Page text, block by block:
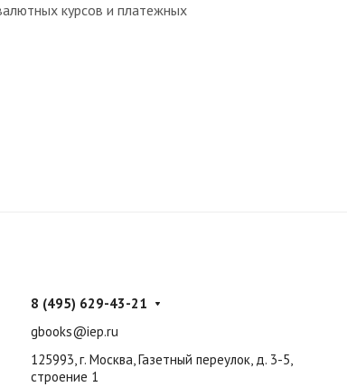
курсов и платежных
8 (495) 629-43-21
gbooks@iep.ru
125993, г. Москва, Газетный переулок, д. 3-5,
строение 1